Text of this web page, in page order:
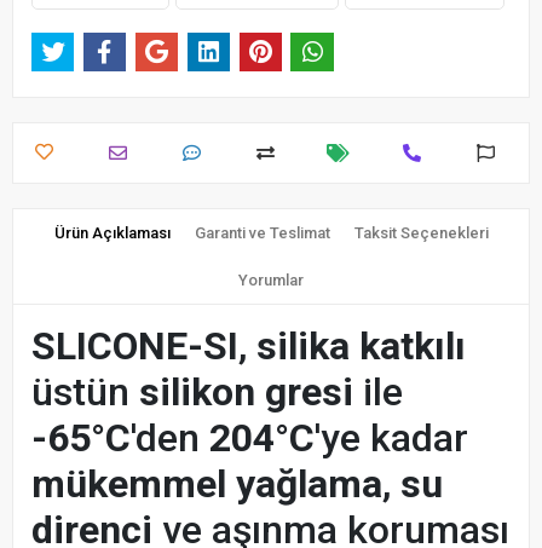
Ürün Açıklaması Garanti ve Teslimat Taksit Seçenekleri
Yorumlar
SLICONE-SI, silika katkılı
üstün silikon gresi ile
-65°C'den 204°C'ye kadar
mükemmel yağlama, su
direnci ve aşınma koruması